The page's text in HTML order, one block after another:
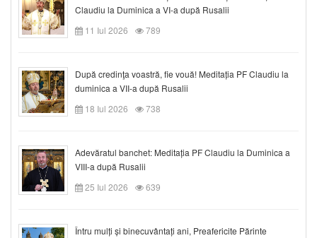
Claudiu la Duminica a VI-a după Rusalii
11 Iul 2026
789
După credinţa voastră, fie vouă! Meditația PF Claudiu la
duminica a VII-a după Rusalii
18 Iul 2026
738
Adevăratul banchet: Meditația PF Claudiu la Duminica a
VIII-a după Rusalii
25 Iul 2026
639
Întru mulți și binecuvântați ani, Preafericite Părinte